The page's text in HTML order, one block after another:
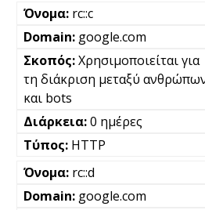
rc::c
google.com
Χρησιμοποιείται για
τη διάκριση μεταξύ
και bots
0 ημέρες
HTTP
rc::d
google.com